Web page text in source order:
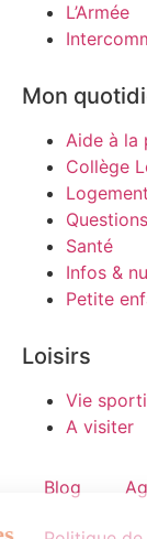
L’Armée
Mon
Aide à la
Collège
Santé
Infos &
Petite
Loisirs
Vie
A visiter
Blog